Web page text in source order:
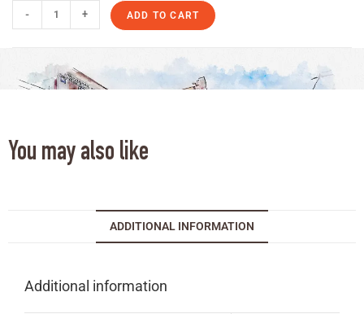
- + ADD TO CART
You may also like
ADDITIONAL INFORMATION
Additional information